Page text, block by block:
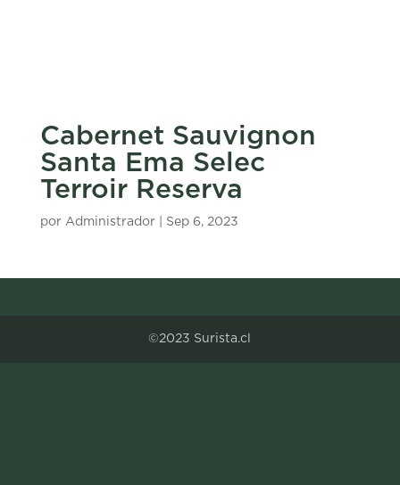
Cabernet Sauvignon
Santa Ema Selec
Terroir Reserva
por Administrador| Sep 6, 2023
©2023 Surista.cl